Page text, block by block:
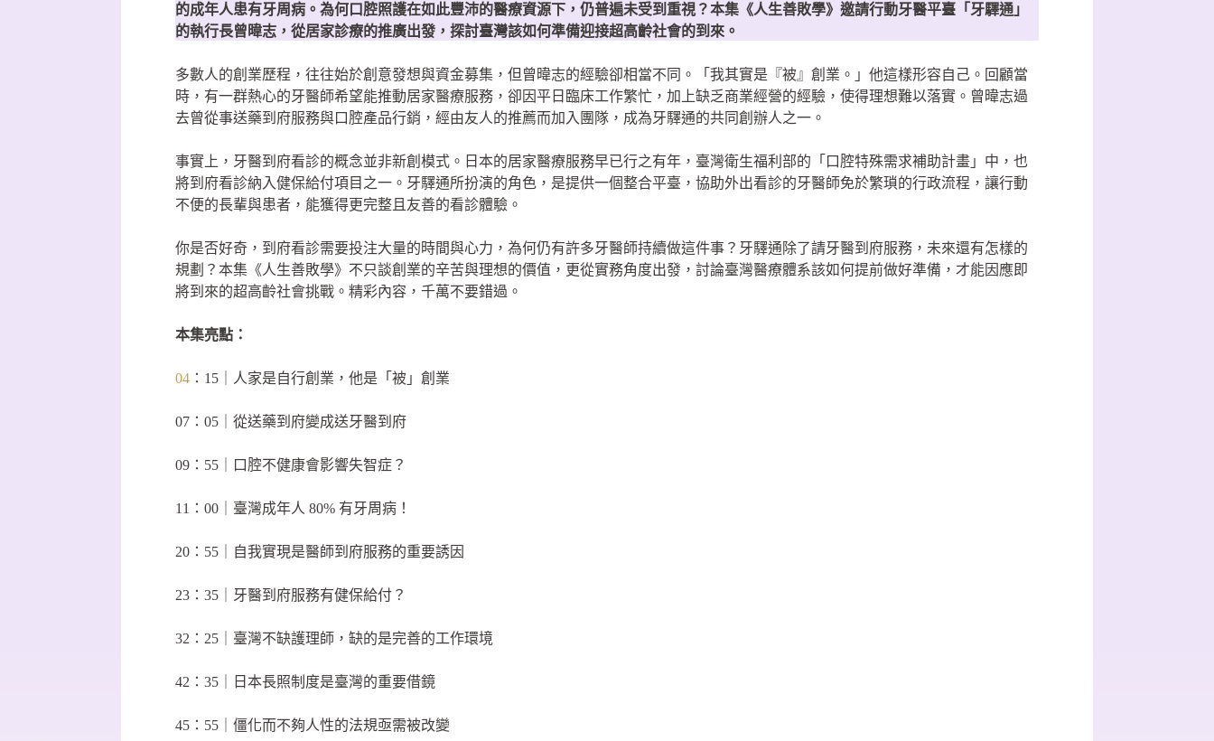
的成年人患有牙周病。為何口腔照護在如此豐沛的醫療資源下，仍普遍未受到重視？本集《人生善敗學》邀請行動牙醫平臺「牙驛通」
的執行長曾暐志，從居家診療的推廣出發，探討臺灣該如何準備迎接超高齡社會的到來。
多數人的創業歷程，往往始於創意發想與資金募集，但曾暐志的經驗卻相當不同。「我其實是『被』創業。」他這樣形容自己。回顧當
時，有一群熱心的牙醫師希望能推動居家醫療服務，卻因平日臨床工作繁忙，加上缺乏商業經營的經驗，使得理想難以落實。曾暐志過
去曾從事送藥到府服務與口腔產品行銷，經由友人的推薦而加入團隊，成為牙驛通的共同創辦人之一。
事實上，牙醫到府看診的概念並非新創模式。日本的居家醫療服務早已行之有年，臺灣衛生福利部的「口腔特殊需求補助計畫」中，也
將到府看診納入健保給付項目之一。牙驛通所扮演的角色，是提供一個整合平臺，協助外出看診的牙醫師免於繁瑣的行政流程，讓行動
不便的長輩與患者，能獲得更完整且友善的看診體驗。
你是否好奇，到府看診需要投注大量的時間與心力，為何仍有許多牙醫師持續做這件事？牙驛通除了請牙醫到府服務，未來還有怎樣的
規劃？本集《人生善敗學》不只談創業的辛苦與理想的價值，更從實務角度出發，討論臺灣醫療體系該如何提前做好準備，才能因應即
將到來的超高齡社會挑戰。精彩內容，千萬不要錯過。
本集亮點：
04 ：15｜人家是自行創業，他是「被」創業
07：05｜從送藥到府變成送牙醫到府
09：55｜口腔不健康會影響失智症？
11：00｜臺灣成年人 80% 有牙周病！
20：55｜自我實現是醫師到府服務的重要誘因
23：35｜牙醫到府服務有健保給付？
32：25｜臺灣不缺護理師，缺的是完善的工作環境
42：35｜日本長照制度是臺灣的重要借鏡
45：55｜僵化而不夠人性的法規亟需被改變